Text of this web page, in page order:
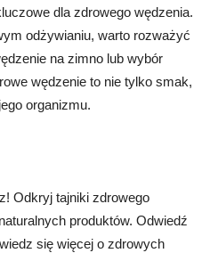
dla zdrowego wędzenia.
odżywianiu, warto rozważyć
na zimno lub wybór
wędzenie to nie tylko smak,
organizmu.
Odkryj tajniki zdrowego
produktów. Odwiedź
się więcej o zdrowych